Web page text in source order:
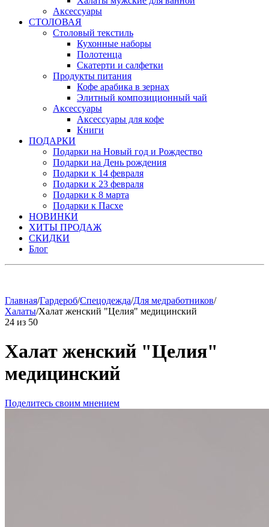
Аксессуары
СТОЛОВАЯ
Столовый текстиль
Кухонные наборы
Полотенца
Скатерти и салфетки
Продукты питания
Кофе арабика в зернах
Элитный композиционный чай
Аксессуары
Аксессуары для кофе
Книги
ПОДАРКИ
Подарки на Новый год и Рождество
Подарки на День рождения
Подарки к 14 февраля
Подарки к 23 февраля
Подарки к 8 марта
Подарки к Пасхе
НОВИНКИ
ХИТЫ ПРОДАЖ
СКИДКИ
Блог
Главная/Гардероб/Спецодежда/Для медработников/
Халаты/Халат женский "Целия" медицинский
24 из 50
Халат женский "Целия"
медицинский
Поделитесь своим мнением